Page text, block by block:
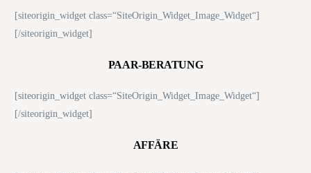
[siteorigin_widget class=“SiteOrigin_Widget_Image_Widget“]
[/siteorigin_widget]
PAAR-BERATUNG
[siteorigin_widget class=“SiteOrigin_Widget_Image_Widget“]
[/siteorigin_widget]
AFFÄRE